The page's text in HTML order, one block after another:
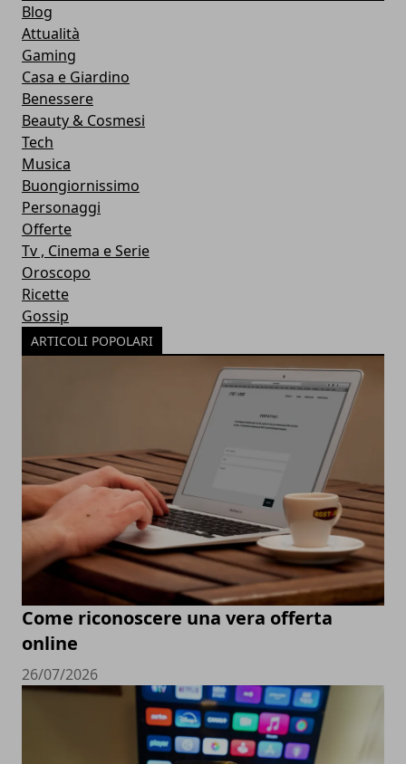
Blog
Attualità
Gaming
Casa e Giardino
Benessere
Beauty & Cosmesi
Tech
Musica
Buongiornissimo
Personaggi
Offerte
Tv , Cinema e Serie
Oroscopo
Ricette
Gossip
ARTICOLI POPOLARI
Come riconoscere una vera offerta
online
26/07/2026